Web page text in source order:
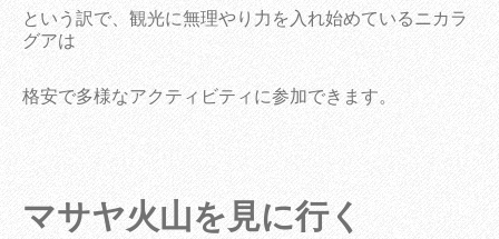
という訳で、観光に無理やり力を入れ始めているニカラ
グアは
格安で多様なアクティビティに参加できます。
マサヤ火山を見に行く